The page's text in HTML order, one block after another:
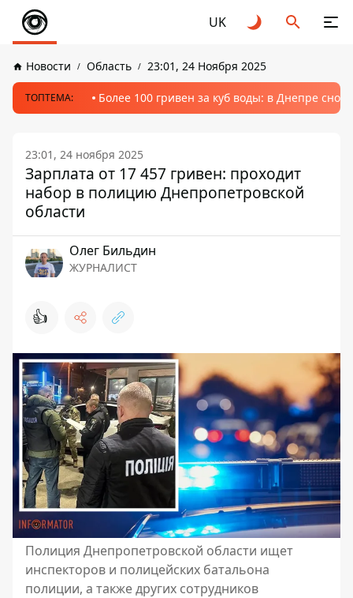
UK
Новости Область 23:01, 24 Ноября 2025
ТОПТЕМА: Более 100 гривен за куб воды: в Днепре
23:01, 24 ноября 2025
Зарплата от 17 457 гривен: проходит
набор в полицию Днепропетровской
области
Олег Бильдин
ЖУРНАЛИСТ
👍
Полиция Днепропетровской области ищет
инспекторов и полицейских батальона
полиции, а также других сотрудников